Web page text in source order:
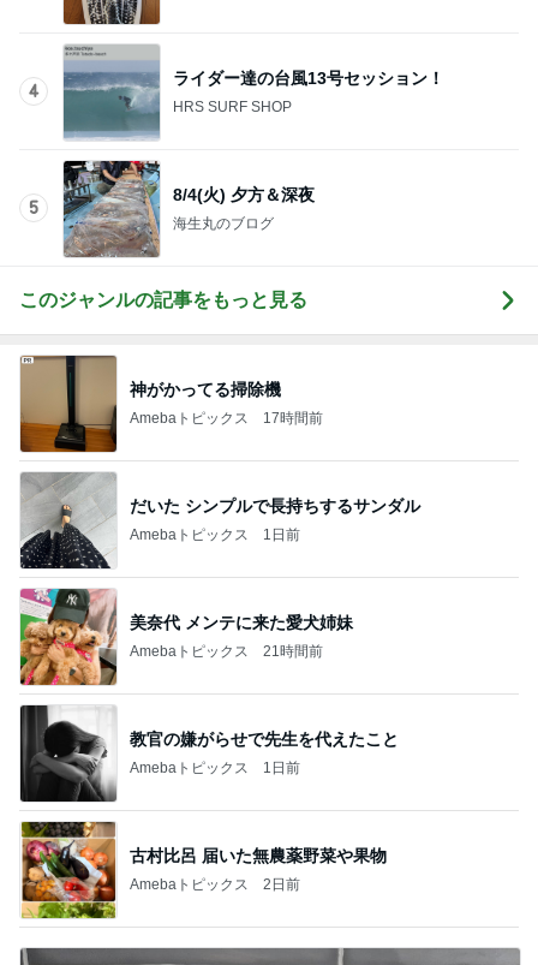
4
ライダー達の台風13号セッション！
HRS SURF SHOP
5
8/4(火) 夕方＆深夜
海生丸のブログ
このジャンルの記事をもっと見る
神がかってる掃除機
Amebaトピックス 17時間前
だいた シンプルで長持ちするサンダル
Amebaトピックス 1日前
美奈代 メンテに来た愛犬姉妹
Amebaトピックス 21時間前
教官の嫌がらせで先生を代えたこと
Amebaトピックス 1日前
古村比呂 届いた無農薬野菜や果物
Amebaトピックス 2日前